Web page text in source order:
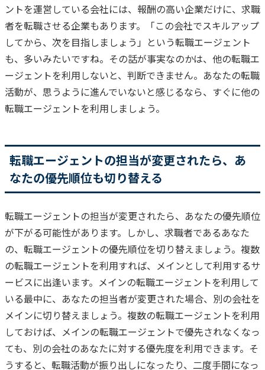
ントを運営している会社には、報酬の高い企業だけに、求職
者を転職させる企業もあります。
「この会社でスキルアップ
してから、次を目指しましょう」という転職エージェント
も、多いみたいですね。 その話が事実なのかは、他の転職エ
ージェントを利用しないと、判断できません。 あなたの転職
活動が、思うように進んでいないと感じるなら、すぐに他の
転職エージェントを利用しましょう。
転職エージェントの担当が変更されたら、あ
なたの優先順位も切り替える
転職エージェントの担当が変更されたら、あなたの優先順位
が下がる可能性があります。 しかし、求職者であるあなた
の、転職エージェントの優先順位を切り替えましょう。 複数
の転職エージェントを利用すれば、メインとして利用するサ
ービスに出逢います。 メインの転職エージェントを利用して
いる最中に、あなたの担当者が変更された場合、別の会社を
メインに切り替えましょう。 複数の転職エージェントを利用
しておけば、メインの転職エージェントで優先されなくなっ
ても、別の会社のあなたに対する優先度を利用できます。 そ
うすると、転職活動が振り出しになったり、二度手間になっ